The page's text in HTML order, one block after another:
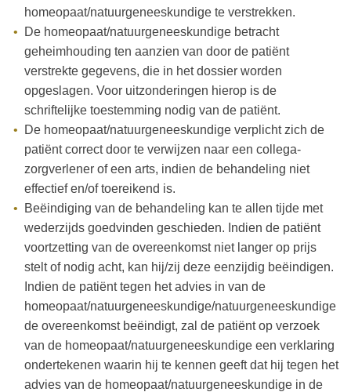
homeopaat/natuurgeneeskundige te verstrekken.
De homeopaat/natuurgeneeskundige betracht
geheimhouding ten aanzien van door de patiënt
verstrekte gegevens, die in het dossier worden
opgeslagen. Voor uitzonderingen hierop is de
schriftelijke toestemming nodig van de patiënt.
De homeopaat/natuurgeneeskundige verplicht zich de
patiënt correct door te verwijzen naar een collega-
zorgverlener of een arts, indien de behandeling niet
effectief en/of toereikend is.
Beëindiging van de behandeling kan te allen tijde met
wederzijds goedvinden geschieden. Indien de patiënt
voortzetting van de overeenkomst niet langer op prijs
stelt of nodig acht, kan hij/zij deze eenzijdig beëindigen.
Indien de patiënt tegen het advies in van de
homeopaat/natuurgeneeskundige/natuurgeneeskundige
de overeenkomst beëindigt, zal de patiënt op verzoek
van de homeopaat/natuurgeneeskundige een verklaring
ondertekenen waarin hij te kennen geeft dat hij tegen het
advies van de homeopaat/natuurgeneeskundige in de